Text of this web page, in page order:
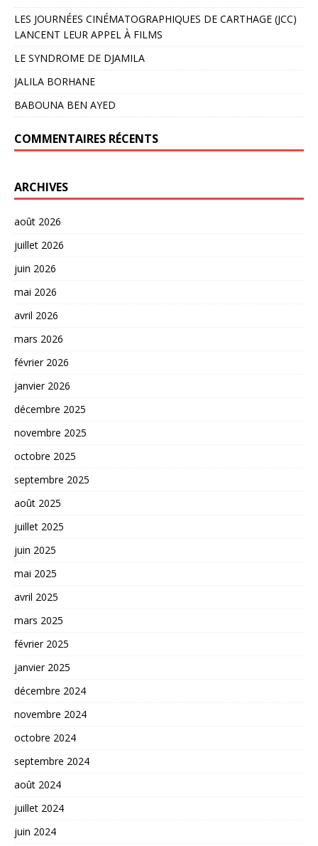
LES JOURNÉES CINÉMATOGRAPHIQUES DE CARTHAGE (JCC)
LANCENT LEUR APPEL À FILMS
LE SYNDROME DE DJAMILA
JALILA BORHANE
BABOUNA BEN AYED
COMMENTAIRES RÉCENTS
ARCHIVES
août 2026
juillet 2026
juin 2026
mai 2026
avril 2026
mars 2026
février 2026
janvier 2026
décembre 2025
novembre 2025
octobre 2025
septembre 2025
août 2025
juillet 2025
juin 2025
mai 2025
avril 2025
mars 2025
février 2025
janvier 2025
décembre 2024
novembre 2024
octobre 2024
septembre 2024
août 2024
juillet 2024
juin 2024